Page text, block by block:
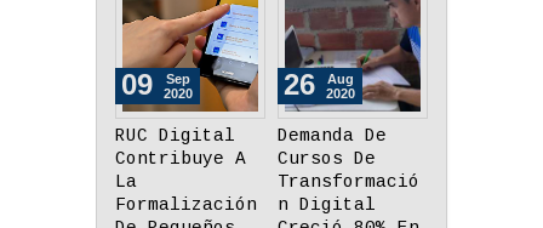
Demanda De
Cursos De
Transformació
n Digital
26
Aug
2020
Minsa
Actualiza A
25,648 El
Número De
13
Aug
2020